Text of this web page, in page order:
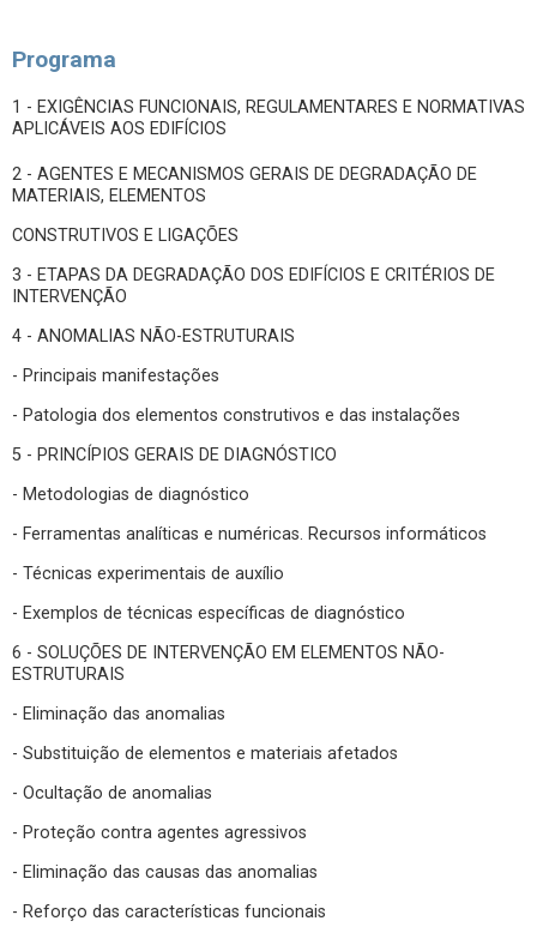
Programa
1 - EXIGÊNCIAS FUNCIONAIS, REGULAMENTARES E NORMATIVAS
APLICÁVEIS AOS EDIFÍCIOS
2 - AGENTES E MECANISMOS GERAIS DE DEGRADAÇÃO DE
MATERIAIS, ELEMENTOS
CONSTRUTIVOS E LIGAÇÕES
3 - ETAPAS DA DEGRADAÇÃO DOS EDIFÍCIOS E CRITÉRIOS DE
INTERVENÇÃO
4 - ANOMALIAS NÃO-ESTRUTURAIS
- Principais manifestações
- Patologia dos elementos construtivos e das instalações
5 - PRINCÍPIOS GERAIS DE DIAGNÓSTICO
- Metodologias de diagnóstico
- Ferramentas analíticas e numéricas. Recursos informáticos
- Técnicas experimentais de auxílio
- Exemplos de técnicas específicas de diagnóstico
6 - SOLUÇÕES DE INTERVENÇÃO EM ELEMENTOS NÃO-
ESTRUTURAIS
- Eliminação das anomalias
- Substituição de elementos e materiais afetados
- Ocultação de anomalias
- Proteção contra agentes agressivos
- Eliminação das causas das anomalias
- Reforço das características funcionais